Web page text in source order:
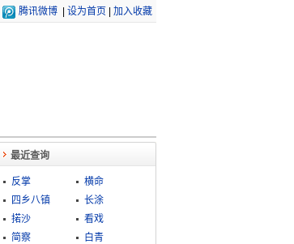
腾讯微博 设为首页 加入收藏
最近查询
反掌
横命
四乡八镇
长涂
掿沙
看戏
简察
白青